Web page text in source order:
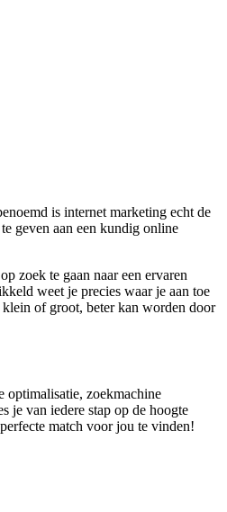
is internet marketing echt de
geven aan een kundig online
zoek te gaan naar een ervaren
weet je precies waar je aan toe
of groot, beter kan worden door
optimalisatie, zoekmachine
je van iedere stap op de hoogte
match voor jou te vinden!